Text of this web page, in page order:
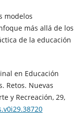
modelos
más allá de los
de la educación
en Educación
Retos. Nuevas
y Recreación, 29,